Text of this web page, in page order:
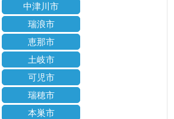
中津川市
瑞浪市
恵那市
土岐市
可児市
瑞穂市
本巣市